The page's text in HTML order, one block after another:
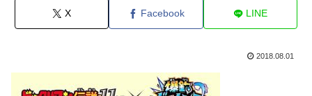
X Facebook LINE
2018.08.01